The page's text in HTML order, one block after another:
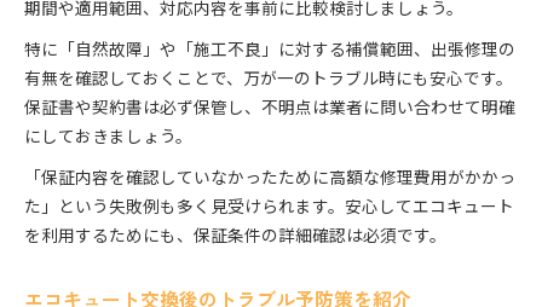
期間や適用範囲、対応内容を事前に比較検討しましょう。
特に「自然故障」や「施工不良」に対する補償範囲、出張修理の
有無を確認しておくことで、万が一のトラブル時にも安心です。
保証書や契約書は必ず保管し、不明点は業者に問い合わせて明確
にしておきましょう。
「保証内容を確認していなかったために高額な修理費用がかかっ
た」という失敗例も多く見受けられます。安心してエコキュート
を利用するためにも、保証条件の詳細確認は必須です。
エコキュート交換後のトラブル予防策を紹介